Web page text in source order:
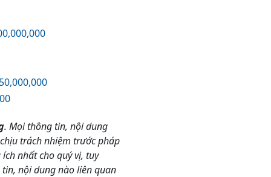
. Mọi thông tin, nội dung
trách nhiệm trước pháp
nhất cho quý vị, tuy
nội dung nào liên quan